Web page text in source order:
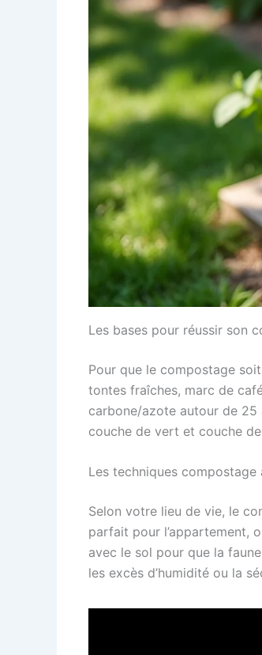
Les bases pour réussir son
Pour que le compostage
tontes fraîches, marc de
carbone/azote autour de 25
couche de vert et couche
Les techniques
Selon votre lieu de vie, le
parfait pour l’appartement,
avec le sol pour que la
les excès d’humidité ou la